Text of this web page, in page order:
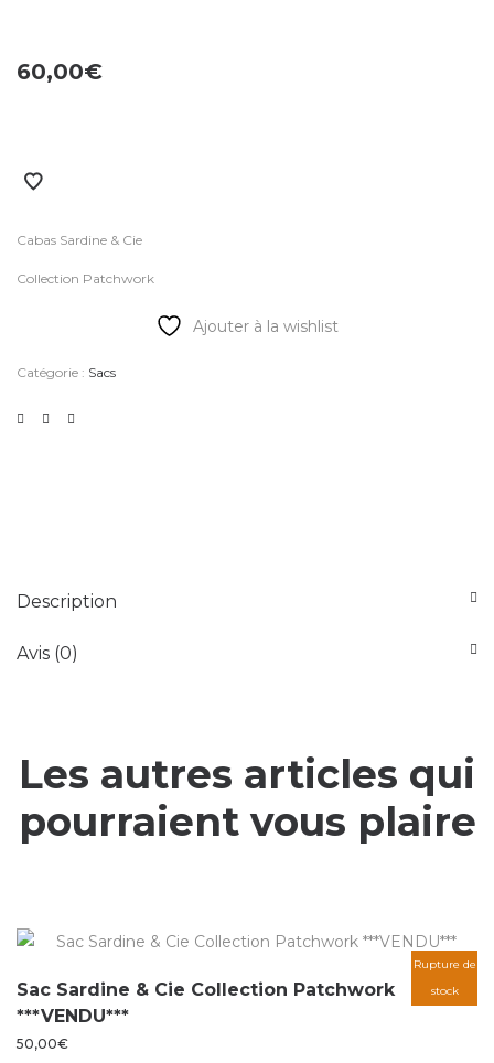
60,00€
Cabas Sardine & Cie
Collection Patchwork
Ajouter à la wishlist
Catégorie : Sacs
Description
Avis (0)
Les autres articles qui
pourraient vous plaire
Rupture de
stock
Sac Sardine & Cie Collection Patchwork
***VENDU***
50,00€